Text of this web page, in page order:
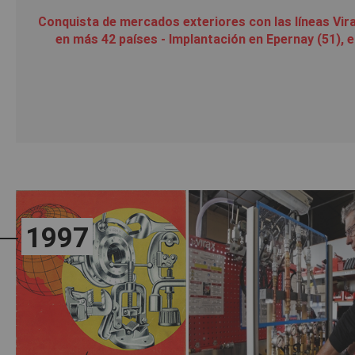
Conquista de mercados exteriores con las líneas
en más 42 países - Implantación en Epernay (51),
1997